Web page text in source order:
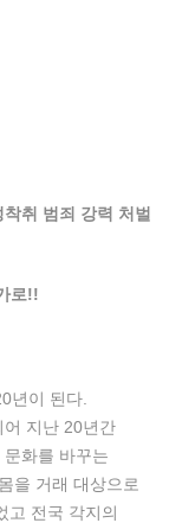
취 범죄 강력 처벌
로!!
년이 된다.
지난 20년간
문화를 바꾸는
을 거래 대상으로
고 전국 각지의